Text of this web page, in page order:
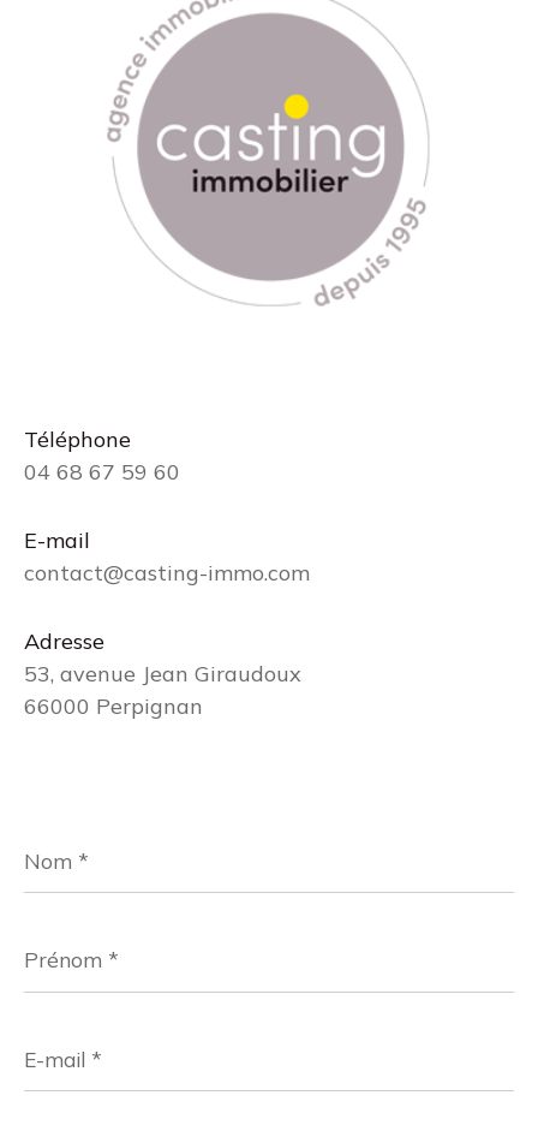
Téléphone
04 68 67 59 60
E-mail
contact@casting-immo.com
Adresse
53, avenue Jean Giraudoux
66000 Perpignan
*
*
mail
*